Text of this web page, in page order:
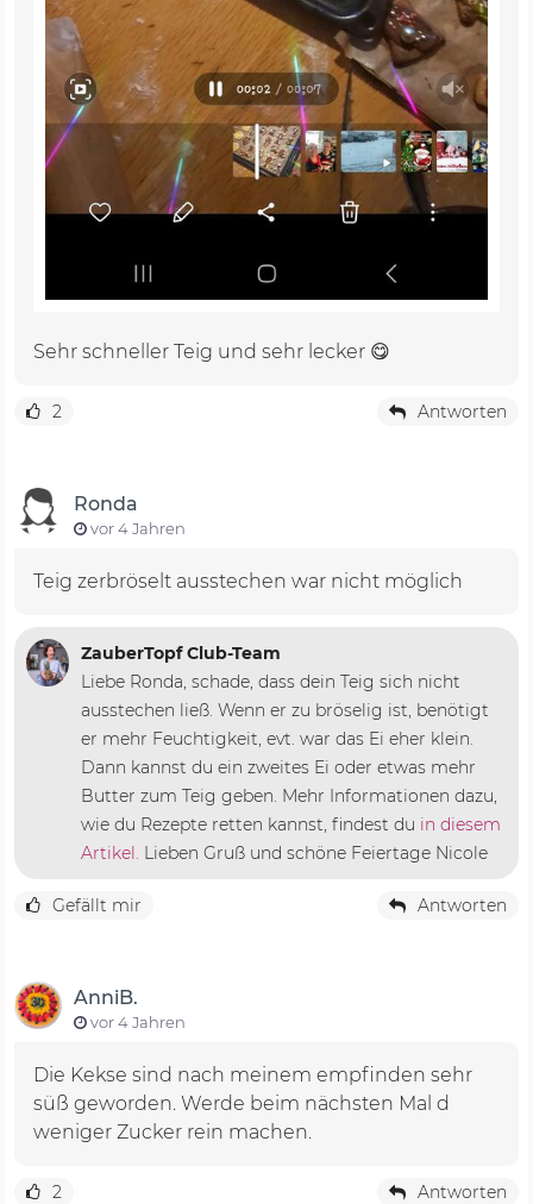
Sehr schneller Teig und sehr lecker 😋
2 Antworten
Ronda
vor 4 Jahren
Teig zerbröselt ausstechen war nicht möglich
ZauberTopf Club-Team
Liebe Ronda, schade, dass dein Teig sich nicht
ausstechen ließ. Wenn er zu bröselig ist, benötigt
er mehr Feuchtigkeit, evt. war das Ei eher klein.
Dann kannst du ein zweites Ei oder etwas mehr
Butter zum Teig geben. Mehr Informationen dazu,
wie du Rezepte retten kannst, findest du in diesem
Artikel. Lieben Gruß und schöne Feiertage Nicole
Gefällt mir Antworten
AnniB.
vor 4 Jahren
Die Kekse sind nach meinem empfinden sehr
süß geworden. Werde beim nächsten Mal d
weniger Zucker rein machen.
2 Antworten